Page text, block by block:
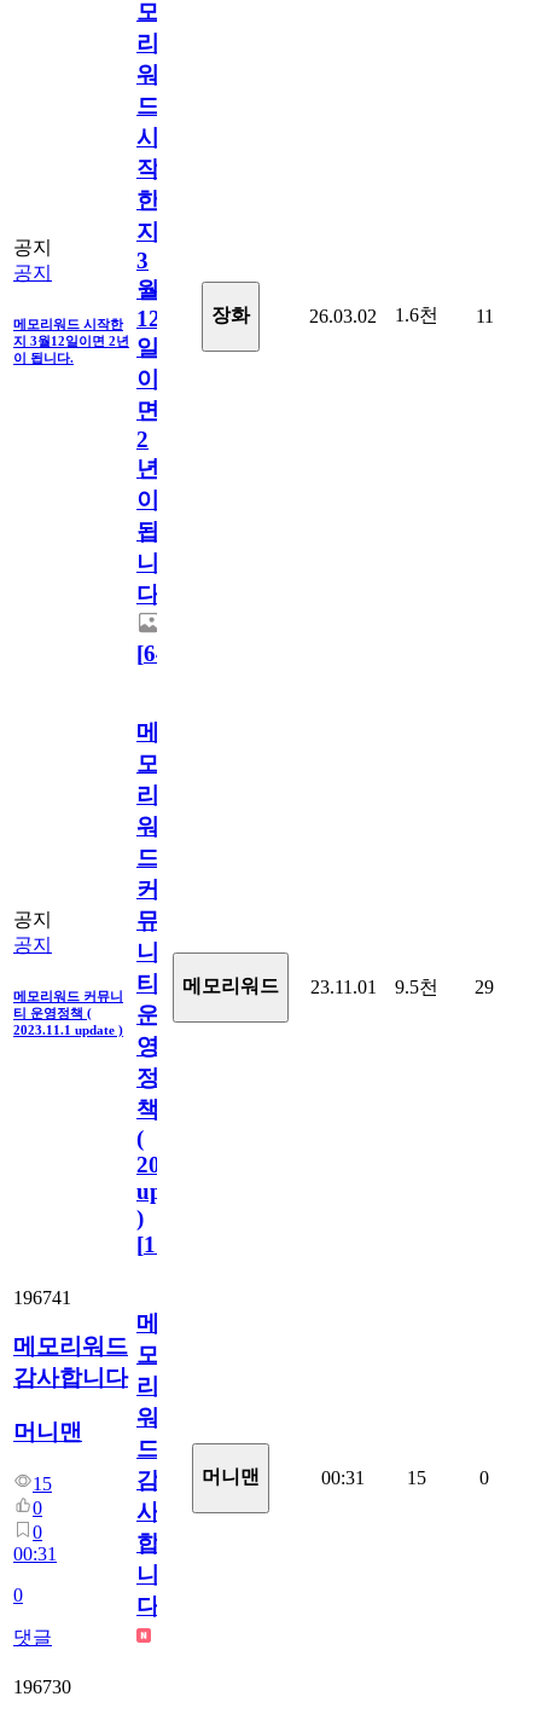
공지
공지
메모리워드 시작한
지 3월12일이면 2년
이 됩니다.
모
리
워
드
시
작
한
지
3
월
12
일
이
면
2
년
이
됩
니
다.
[64
장화 26.03.02 1.6천 11
공지
공지
메모리워드 커뮤니
티 운영정책 (
2023.11.1 update )
메
모
리
워
드
커
뮤
니
티
운
영
정
책
(
2023.11.1
update
)
[110
메모리워드 23.11.01 9.5천 29
196741
메모리워드
감사합니다
머니맨
15
0
0
00:31
0
댓글
메
모
리
워
드
감
사
합
니
다
머니맨 00:31 15 0
196730